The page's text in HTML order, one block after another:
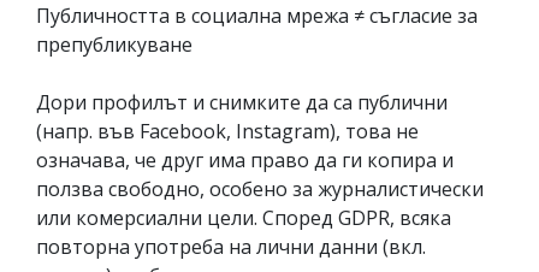
Публичността в социална мрежа ≠ съгласие за
препубликуване
Дори профилът и снимките да са публични
(напр. във Facebook, Instagram), това не
означава, че друг има право да ги копира и
ползва свободно, особено за журналистически
или комерсиални цели. Според GDPR, всяка
повторна употреба на лични данни (вкл.